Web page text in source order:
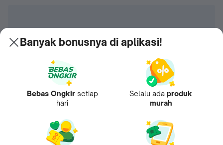
Banyak bonusnya di aplikasi!
Bebas Ongkir setiap
hari
Selalu ada produk
murah